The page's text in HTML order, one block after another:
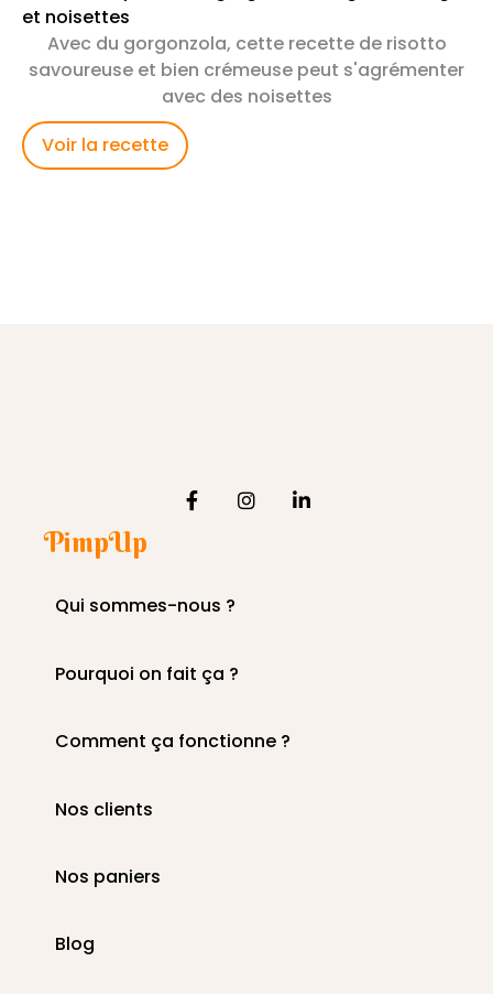
et noisettes
Avec du gorgonzola, cette recette de risotto
savoureuse et bien crémeuse peut s'agrémenter
avec des noisettes
Voir la recette
PimpUp
Qui sommes-nous ?
Pourquoi on fait ça ?
Comment ça fonctionne ?
Nos clients
Nos paniers
Blog